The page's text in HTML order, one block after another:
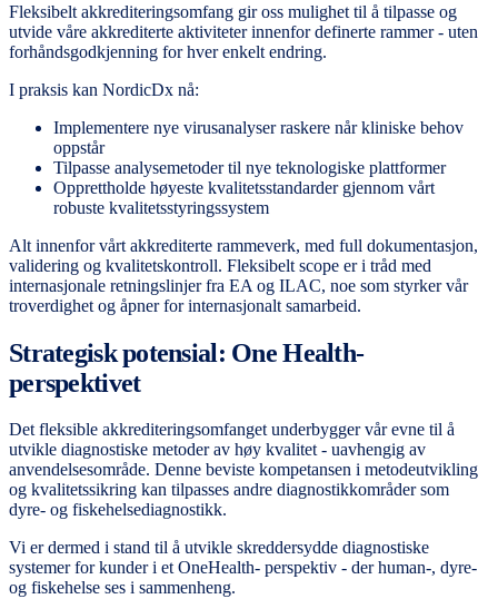
Fleksibelt akkrediteringsomfang gir oss mulighet til å tilpasse og
utvide våre akkrediterte aktiviteter innenfor definerte rammer - uten
forhåndsgodkjenning for hver enkelt endring.
I praksis kan NordicDx nå:
Implementere nye virusanalyser raskere når kliniske behov
oppstår
Tilpasse analysemetoder til nye teknologiske plattformer
Opprettholde høyeste kvalitetsstandarder gjennom vårt
robuste kvalitetsstyringssystem
Alt innenfor vårt akkrediterte rammeverk, med full dokumentasjon,
validering og kvalitetskontroll. Fleksibelt scope er i tråd med
internasjonale retningslinjer fra EA og ILAC, noe som styrker vår
troverdighet og åpner for internasjonalt samarbeid.
Strategisk potensial: One Health-
perspektivet
Det fleksible akkrediteringsomfanget underbygger vår evne til å
utvikle diagnostiske metoder av høy kvalitet - uavhengig av
anvendelsesområde. Denne beviste kompetansen i metodeutvikling
og kvalitetssikring kan tilpasses andre diagnostikkområder som
dyre- og fiskehelsediagnostikk.
Vi er dermed i stand til å utvikle skreddersydde diagnostiske
systemer for kunder i et OneHealth- perspektiv - der human-, dyre-
og fiskehelse ses i sammenheng.